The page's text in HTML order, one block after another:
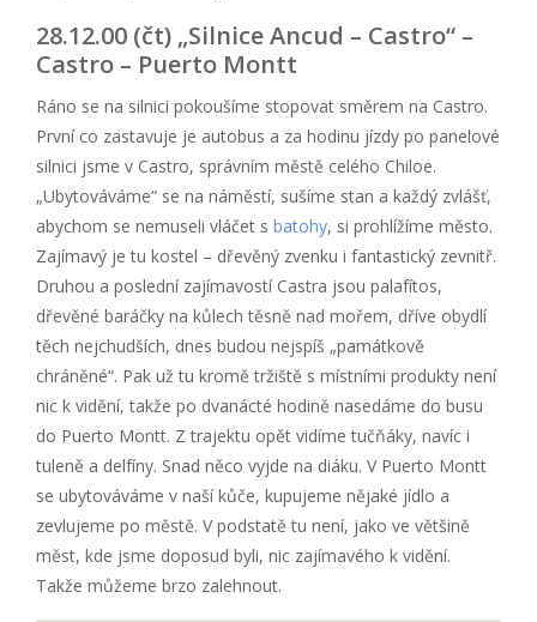
28.12.00 (čt) „Silnice Ancud – Castro“ –
Castro – Puerto Montt
Ráno se na silnici pokoušíme stopovat směrem na Castro.
První co zastavuje je autobus a za hodinu jízdy po panelové
silnici jsme v Castro, správním městě celého Chiloe.
„Ubytováváme“ se na náměstí, sušíme stan a každý zvlášť,
abychom se nemuseli vláčet s batohy, si prohlížíme město.
Zajímavý je tu kostel – dřevěný zvenku i fantastický zevnitř.
Druhou a poslední zajímavostí Castra jsou palafítos,
dřevěné baráčky na kůlech těsně nad mořem, dříve obydlí
těch nejchudších, dnes budou nejspíš „památkově
chráněné“. Pak už tu kromě tržiště s místními produkty není
nic k vidění, takže po dvanácté hodině nasedáme do busu
do Puerto Montt. Z trajektu opět vidíme tučňáky, navíc i
tuleně a delfíny. Snad něco vyjde na diáku. V Puerto Montt
se ubytováváme v naší kůče, kupujeme nějaké jídlo a
zevlujeme po městě. V podstatě tu není, jako ve většině
měst, kde jsme doposud byli, nic zajímavého k vidění.
Takže můžeme brzo zalehnout.